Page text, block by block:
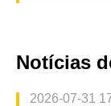
Notícias
2026-07-31